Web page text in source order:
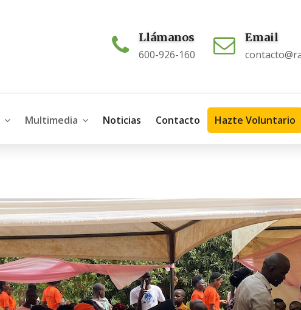
Llámanos
600-926-160
Email
Multimedia Noticias Contacto Hazte Voluntario